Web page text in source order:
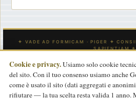
INDICE CONTATTACI
Cookie e privacy.Usiamo solo cookie
del sito. Con il tuo consenso usiamo anche
come è usato il sito (dati aggregati e
rifiutare — la tua scelta resta valida 1 anno.